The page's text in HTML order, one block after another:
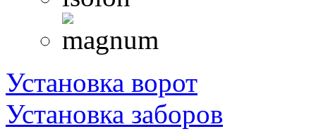
Установка ворот
Установка заборов